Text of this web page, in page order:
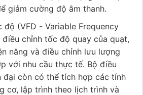
giảm cường độ âm thanh.
độ (VFD - Variable Frequency
điều chỉnh tốc độ quay của quạt,
năng và điều chỉnh lưu lượng
với nhu cầu thực tế. Bộ điều
đại còn có thể tích hợp các tính
cơ, lập trình theo lịch trình và